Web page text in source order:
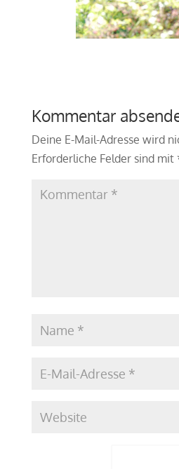
Kommentar
Deine E-Mail-Adresse wird
Erforderliche Felder sind mit